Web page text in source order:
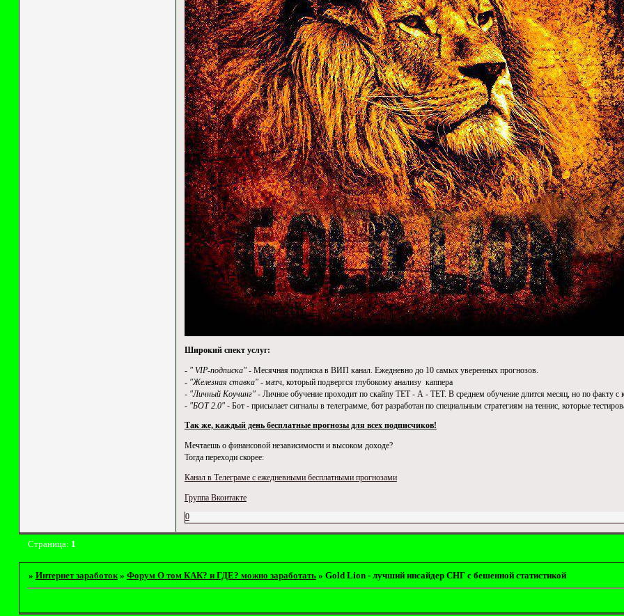
Широкий спект услуг:
- " VIP-подписка"- Месячная подписка в ВИП канал. Ежедневно до 10 самых уверенных прогнозов.
- "Железная ставка" - матч, который подвергся глубокому анализу каппера
- "Личный Коучинг"- Личное обучение проходит по скайпу ТЕТ - А - ТЕТ. В среднем обучение длится месяц, но по факту с
- "БОТ 2.0"- Бот - присылает сигналы в телеграмме, бот разработан по специальным стратегиям на теннис, которые
Так же, каждый день бесплатные прогнозы для всех подписчиков!
Мечтаешь о финансовой независимости и высоком доходе?
Тогда переходи скорее:
Канал в Телеграме с ежедневными бесплатными прогнозами
Группа Вконтакте
0
Страница: 1
» Интернет заработок » Форум О том КАК? и ГДЕ? можно заработать » Gold Lion - лучший инсайдер СНГ с бешенной статистикой